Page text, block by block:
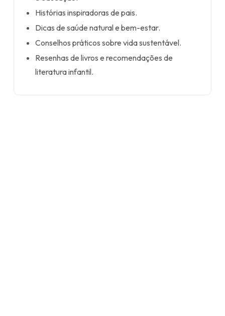
Histórias inspiradoras de pais.
Dicas de saúde natural e bem-estar.
Conselhos práticos sobre vida sustentável.
Resenhas de livros e recomendações de
literatura infantil.